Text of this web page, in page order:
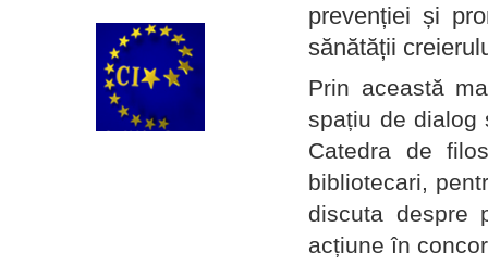
prevenției și
sănătății
Prin această
spațiu de dialog
Catedra de
bibliotecari,
discuta despre
acțiune în